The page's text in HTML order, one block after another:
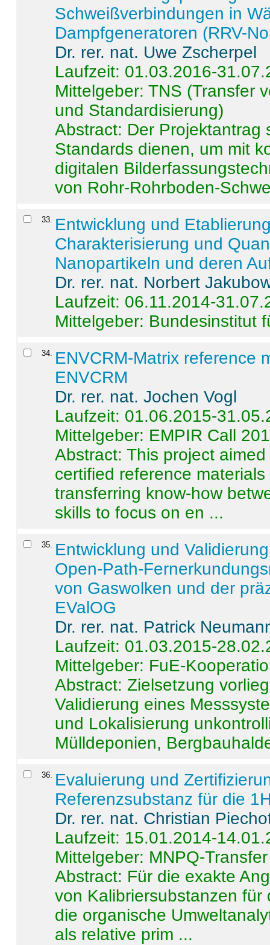
Schweißverbindungen in
Dampfgeneratoren (RRV-
Dr. rer. nat. Uwe Zscherpel
Laufzeit: 01.03.2016-
Mittelgeber: TNS (Transfer
und Standardisierung)
Abstract: Der Projektantrag
Standards dienen, um mit
digitalen
von Rohr-Rohrboden-
33. Entwicklung und
Charakterisierung und
Nanopartikeln und deren
Dr. rer. nat. Norbert
Laufzeit: 06.11.2014-
Mittelgeber: Bundesinstitut
34. ENVCRM-Matrix reference
ENVCRM
Dr. rer. nat. Jochen Vogl
Laufzeit: 01.06.2015-
Mittelgeber: EMPIR Call
Abstract:This project
certified reference
transferring know-how
skills to focus on en ...
35. Entwicklung und
Open-Path-
von Gaswolken und der
EValOG
Dr. rer. nat. Patrick
Laufzeit: 01.03.2015-
Mittelgeber: FuE-
Abstract:Zielsetzung
Validierung eines
und Lokalisierung
Mülldeponien,
36. Evaluierung und
Referenzsubstanz für die
Dr. rer. nat. Christian
Laufzeit: 15.01.2014-
Mittelgeber: MNPQ-Transfer
Abstract: Für die exakte
von Kalibriersubstanzen
die organische
als relative prim ...